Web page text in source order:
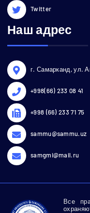
Twitter
Наш адрес
г. Самарканд, ул.
+998(66) 233 08 41
+998 (66) 233 71 75
sammu@sammu.uz
samgmi@mail.ru
Все